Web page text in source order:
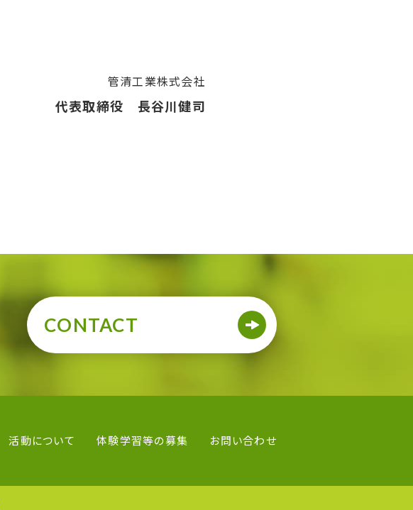
管清工業株式会社
代表取締役 長谷川健司
CONTACT
活動について 体験学習等の募集 お問い合わせ